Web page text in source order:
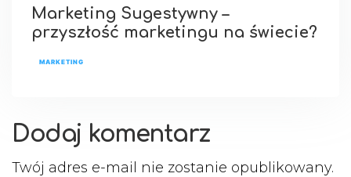
Marketing Sugestywny –
przyszłość marketingu na świecie?
MARKETING
Dodaj komentarz
Twój adres e-mail nie zostanie opublikowany.